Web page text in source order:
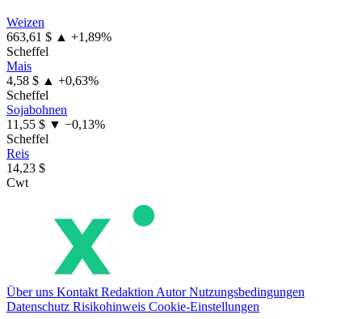
Weizen
663,61 $ ▲ +1,89%
Scheffel
Mais
4,58 $ ▲ +0,63%
Scheffel
Sojabohnen
11,55 $ ▼ −0,13%
Scheffel
Reis
14,23 $
Cwt
Über uns Kontakt Redaktion AutorNutzungsbedingungen
Datenschutz Risikohinweis Cookie-Einstellungen